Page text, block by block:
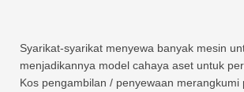
Syarikat-syarikat menyewa banyak mesin
menjadikannya model cahaya aset untuk
Kos pengambilan / penyewaan merangkumi